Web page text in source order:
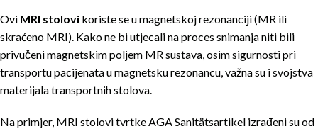
Ovi MRI stolovi koriste se u magnetskoj rezonanciji (MR ili
skraćeno MRI). Kako ne bi utjecali na proces snimanja niti bili
privučeni magnetskim poljem MR sustava, osim sigurnosti pri
transportu pacijenata u magnetsku rezonancu, važna su i svojstva
materijala transportnih stolova.
Na primjer, MRI stolovi tvrtke AGA Sanitätsartikel izrađeni su od